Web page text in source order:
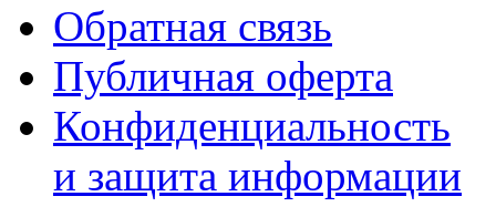
Обратная связь
Публичная оферта
Конфиденциальность
и защита информации